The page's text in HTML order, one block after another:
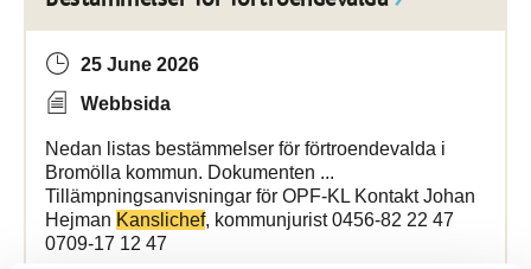
25 June 2026
Webbsida
Nedan listas bestämmelser för förtroendevalda i
Bromölla kommun. Dokumenten ...
Tillämpningsanvisningar för OPF-KL Kontakt Johan
Hejman Kanslichef, kommunjurist 0456-82 22 47
0709-17 12 47